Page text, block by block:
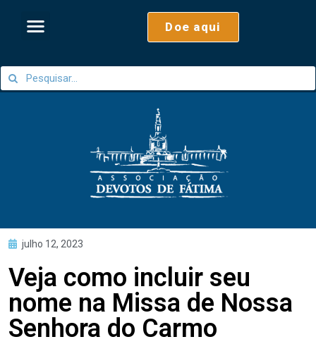
Doe aqui
julho 12, 2023
Veja como incluir seu
nome na Missa de Nossa
Senhora do Carmo